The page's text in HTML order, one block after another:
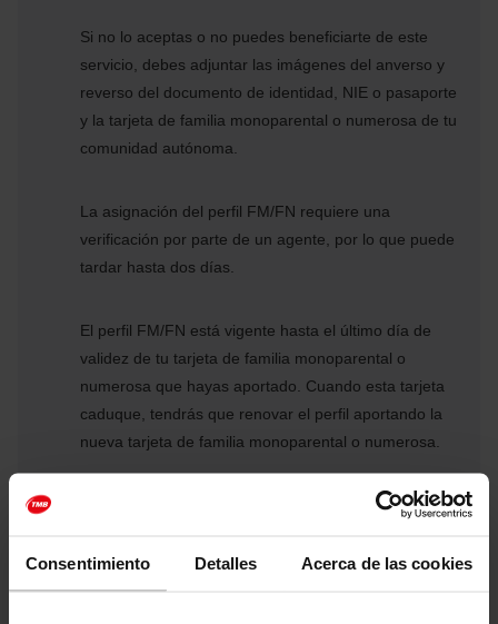
Consentimiento Detalles Acerca de las cookies
Si no lo aceptas o no puedes beneficiarte de este
servicio, debes adjuntar las imágenes del anverso y
reverso del documento de identidad, NIE o pasaporte
y la tarjeta de familia monoparental o numerosa de tu
comunidad autónoma.
La asignación del perfil FM/FN requiere una
verificación por parte de un agente, por lo que puede
tardar hasta dos días.
El perfil FM/FN está vigente hasta el último día de
validez de tu tarjeta de familia monoparental o
numerosa que hayas aportado. Cuando esta tarjeta
caduque, tendrás que renovar el perfil aportando la
nueva tarjeta de familia monoparental o numerosa.
Si no tienes soporte, solicítalo y actívalo.